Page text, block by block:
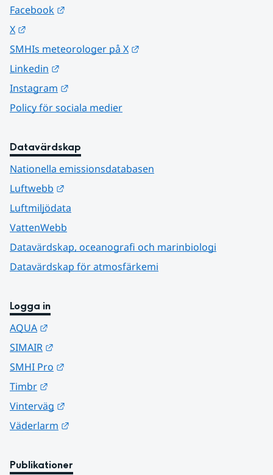
Facebook
X
SMHIs meteorologer på X
Linkedin
Instagram
Policy för sociala medier
Datavärdskap
Nationella emissionsdatabasen
Luftwebb
Luftmiljödata
VattenWebb
Datavärdskap, oceanografi och marinbiologi
Datavärdskap för atmosfärkemi
Logga in
AQUA
SIMAIR
SMHI Pro
Timbr
Vinterväg
Väderlarm
Publikationer